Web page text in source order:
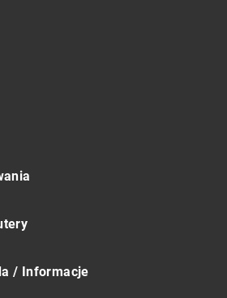
/ Informacje